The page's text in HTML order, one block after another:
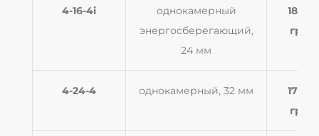
4-16-4i
однокамерный
энергосберегающий,
24 мм
1860
грн
4-24-4 однокамерный, 32 мм
1770
грн